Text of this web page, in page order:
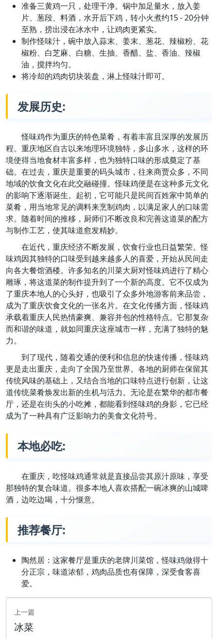
准备三黄鸡一只，处理干净。锅中加足量水，放入姜
片、葱段、料酒，水开后下鸡，转小火煮约15 - 20分钟
至熟，捞出浸在冰水中，让鸡肉更紧实。
制作怪味汁，碗中放入蒜末、姜末、葱花、辣椒粉、花
椒粉、白芝麻、白糖、生抽、香醋、盐、香油、辣椒
油，搅拌均匀。
将冷却的鸡肉切块装盘，淋上怪味汁即可。
发展历史:
怪味鸡作为重庆的特色菜肴，有着丰富且深厚的发展历
程。重庆地区自古以来地理环境独特，多山多水，这样的环
境使得当地食材丰富多样，也为独特口味的形成奠定了基
础。在过去，重庆是重要的码头城市，往来商贾众多，不同
地域的饮食文化在此交融碰撞。怪味鸡便是在这种多元文化
的影响下逐渐诞生。起初，它可能只是民间百姓家中简单的
菜肴，用当地常见的调料来烹制鸡肉，以满足家人的口味需
求。随着时间的推移，厨师们不断改良和完善这道菜的配方
与制作工艺，使其味道愈发精妙。
在近代，重庆经济不断发展，饮食行业也日益繁荣。怪
味鸡因其独特的口味受到越来越多人的喜爱，开始从民间走
向各大餐馆酒楼。许多知名的川菜大厨对怪味鸡进行了精心
雕琢，将这道菜的制作提升到了一个新的高度。它不仅成为
了重庆本地人的心头好，也吸引了众多外地游客前来品尝，
成为了重庆饮食文化的一张名片。在文化传播方面，怪味鸡
承载着重庆人民热情豪爽、兼容并包的性格特点。它那复杂
而和谐的味道，就如同重庆这座城市一样，充满了独特的魅
力。
到了现代，随着交通的便利和信息的快速传播，怪味鸡
更是走出重庆，走向了全国乃至世界。各地的厨师在保留其
传统风味的基础上，又结合当地的口味特点进行创新，让这
道传统菜肴焕发出新的生机与活力。无论是在繁华的都市餐
厅，还是在街头的小吃摊，都能看到怪味鸡的身影，它已经
成为了一种具有广泛影响力的美食文化符号。
本地必吃:
在重庆，吃怪味鸡通常就是直接品尝其原汁原味，享受
那独特的复合味道。很多本地人喜欢搭配一碗冰爽的山城啤
酒，边吃边喝，十分惬意。
推荐餐厅:
陶然居：这家餐厅是重庆的老牌川菜馆，怪味鸡做得十
分正宗，味道浓郁，鸡肉品质也有保障，深受食客喜
爱。
上一篇
冰菜